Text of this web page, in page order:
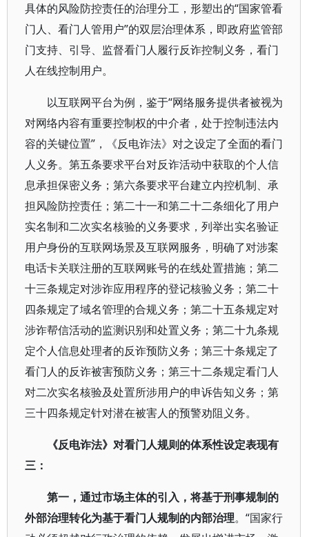
具体的风险防控责任的治理分工，形塑出的“国家管看
门人、看门人管用户”的双层治理体系，即政府监管部
门支持、引导、监督看门人履行反诈控制义务，看门
人在线控制用户。
以互联网平台为例，鉴于“网络服务提供者被视为
对网络内容有重要控制权的中介者，处于控制违法内
容的关键位置”，《反电诈法》对之设定了全面的看门
人义务。第五条要求平台对反诈活动中获取的个人信
息承担保密义务；第六条要求平台建立内控机制、承
担风险防控责任；第二十一和第二十二条细化了用户
实名制和二次实名核验的义务要求，列举出实名验证
用户身份的互联网场景及互联网服务，明确了对涉案
电话卡关联注册的互联网账号的在线处置措施；第二
十三条规定对涉诈应用程序的登记核验义务；第二十
四条规定了域名管理的合规义务；第二十五条规定对
涉诈帮信活动的监测识别和处置义务；第二十九条规
定个人信息处理者的反诈预防义务；第三十条规定了
看门人的反诈被害预防义务；第三十二条规定看门人
对二次实名核验及处置所涉用户的申诉告知义务；第
三十四条规定针对潜在被害人的预警劝阻义务。
《反电诈法》对看门人规则的体系性设定表现有
三：
第一，通过市场主体的引入，将基于刑事规制的
外部治理转化为基于看门人规制的内部治理。“国家行